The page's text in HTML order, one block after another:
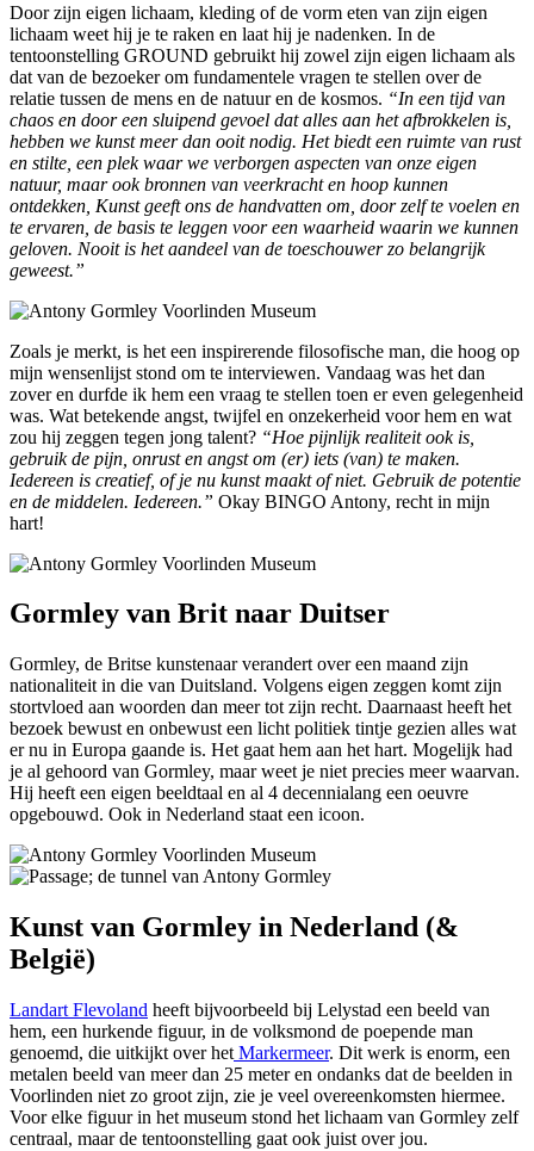
Door zijn eigen lichaam, kleding of de vorm eten van zijn eigen
lichaam weet hij je te raken en laat hij je nadenken. In de
tentoonstelling GROUND gebruikt hij zowel zijn eigen lichaam als
dat van de bezoeker om fundamentele vragen te stellen over de
relatie tussen de mens en de natuur en de kosmos. “In een tijd van
chaos en door een sluipend gevoel dat alles aan het afbrokkelen is,
hebben we kunst meer dan ooit nodig. Het biedt een ruimte van rust
en stilte, een plek waar we verborgen aspecten van onze eigen
natuur, maar ook bronnen van veerkracht en hoop kunnen
ontdekken, Kunst geeft ons de handvatten om, door zelf te voelen en
te ervaren, de basis te leggen voor een waarheid waarin we kunnen
geloven. Nooit is het aandeel van de toeschouwer zo belangrijk
geweest.”
Zoals je merkt, is het een inspirerende filosofische man, die hoog op
mijn wensenlijst stond om te interviewen. Vandaag was het dan
zover en durfde ik hem een vraag te stellen toen er even gelegenheid
was. Wat betekende angst, twijfel en onzekerheid voor hem en wat
zou hij zeggen tegen jong talent? “Hoe pijnlijk realiteit ook is,
gebruik de pijn, onrust en angst om (er) iets (van) te maken.
Iedereen is creatief, of je nu kunst maakt of niet. Gebruik de potentie
en de middelen. Iedereen.” Okay BINGO Antony, recht in mijn
hart!
Gormley van Brit naar Duitser
Gormley, de Britse kunstenaar verandert over een maand zijn
nationaliteit in die van Duitsland. Volgens eigen zeggen komt zijn
stortvloed aan woorden dan meer tot zijn recht. Daarnaast heeft het
bezoek bewust en onbewust een licht politiek tintje gezien alles wat
er nu in Europa gaande is. Het gaat hem aan het hart. Mogelijk had
je al gehoord van Gormley, maar weet je niet precies meer waarvan.
Hij heeft een eigen beeldtaal en al 4 decennialang een oeuvre
opgebouwd. Ook in Nederland staat een icoon.
Kunst van Gormley in Nederland (&
België)
Landart Flevoland heeft bijvoorbeeld bij Lelystad een beeld van
hem, een hurkende figuur, in de volksmond de poepende man
genoemd, die uitkijkt over het Markermeer. Dit werk is enorm, een
metalen beeld van meer dan 25 meter en ondanks dat de beelden in
Voorlinden niet zo groot zijn, zie je veel overeenkomsten hiermee.
Voor elke figuur in het museum stond het lichaam van Gormley zelf
centraal, maar de tentoonstelling gaat ook juist over jou.